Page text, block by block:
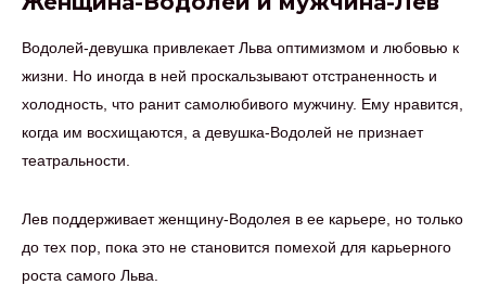
Водолей-девушка привлекает Льва оптимизмом и любовью к
жизни. Но иногда в ней проскальзывают отстраненность и
холодность, что ранит самолюбивого мужчину. Ему нравится,
когда им восхищаются, а девушка-Водолей не признает
театральности.
Лев поддерживает женщину-Водолея в ее карьере, но только
до тех пор, пока это не становится помехой для карьерного
роста самого Льва.